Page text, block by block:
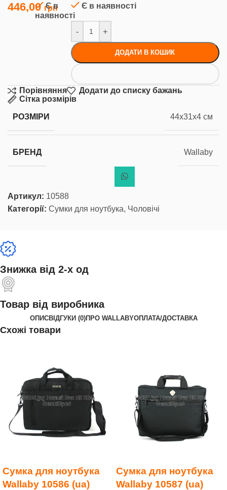
446,00 Є в
наявності
Є в наявності
- +
ДОДАТИ В КОШИК
Порівняння
Додати до списку бажань
Сітка розмірів
РОЗМІРИ 44x31x4 см
БРЕНД Wallaby
Артикул: 10588
Категорії: Сумки для ноутбука, Чоловічі
Знижка від 2-х од
Товар від виробника
ОПИСВІДГУКИ (0)ПРО WALLABYОПЛАТА/ДОСТАВКА
Схожі товари
Сумка для ноутбука
Wallaby 10586 (ua)
Сумка для ноутбука
Wallaby 10587 (ua)